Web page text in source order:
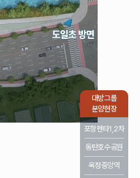
대방그룹
분양현장
포항펜타1,2차
동탄호수공원
옥정중앙역